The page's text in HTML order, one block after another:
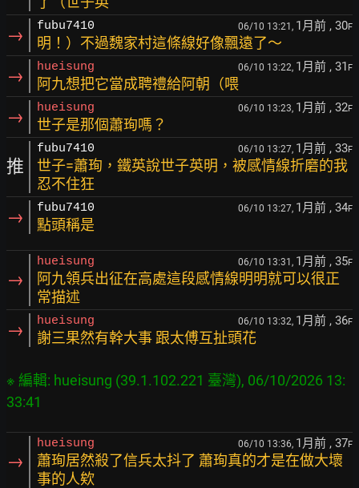
→ fubu7410 06/10 13:21, 1月前 , 30F
明！）不過魏家村這條線好像飄遠了～
→ hueisung 06/10 13:22, 1月前 , 31 F
阿九想把它當成聘禮給阿朝（喂
→ hueisung 06/10 13:23, 1月前 , 32F
世子是那個蕭珣嗎？
推
fubu7410 06/10 13:27, 1月前 , 33F
世子=蕭珣，鐵英說世子英明，被感情線折磨的我
忍不住狂
→ fubu7410 06/10 13:27, 1月前 , 34F
點頭稱是
→
hueisung 06/10 13:31, 1月前 , 35F
阿九領兵出征在高處這段感情線明明就可以很正
常描述
→ hueisung 06/10 13:32, 1月前 , 36F
謝三果然有幹大事 跟太傅互扯頭花
※ 編輯: hueisung (39.1.102.221 臺灣), 06/10/2026 13:
→
hueisung 06/10 13:36, 1月前 , 37F
蕭珣居然殺了信兵太抖了 蕭珣真的才是在做大壞
事的人欸